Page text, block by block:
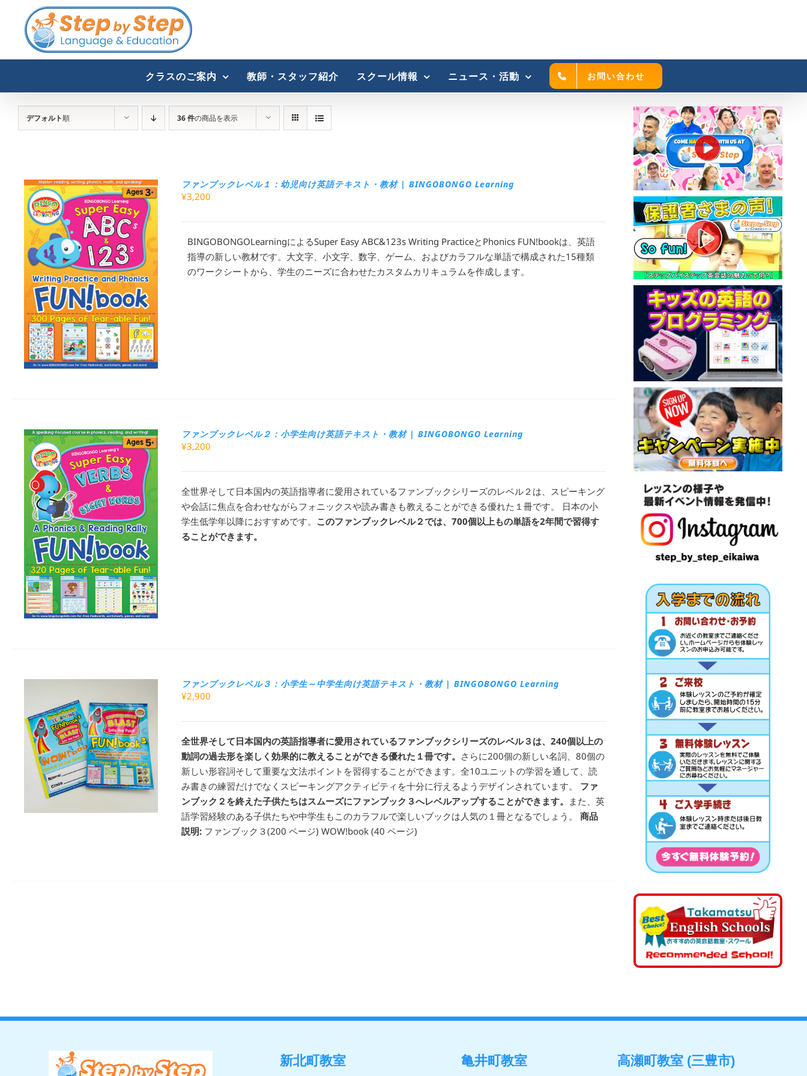
content
クラスのご案内 教師・スタッフ紹介 スクール情報 ニュース・活動 お問い合わせ
デフォルト順 36 件の商品を表示
ファンブックレベル１：幼児向け英語テキスト・教材 | BINGOBONGO Learning
¥3,200
BINGOBONGOLearningによるSuper Easy ABC&123s Writing PracticeとPhonics FUN!bookは、英語
指導の新しい教材です。大文字、小文字、数字、ゲーム、およびカラフルな単語で構成された15種類
のワークシートから、学生のニーズに合わせたカスタムカリキュラムを作成します。
ファンブックレベル２：小学生向け英語テキスト・教材 | BINGOBONGO Learning
¥3,200
全世界そして日本国内の英語指導者に愛用されているファンブックシリーズのレベル２は、スピーキング
や会話に焦点を合わせながらフォニックスや読み書きも教えることができる優れた１冊です。 日本の小
学生低学年以降におすすめです。 このファンブックレベル２では、700個以上もの単語を2年間で習得す
ることができます。
ファンブックレベル３：小学生～中学生向け英語テキスト・教材 | BINGOBONGO Learning
¥2,900
全世界そして日本国内の英語指導者に愛用されているファンブックシリーズのレベル３は、240個以上の
動詞の過去形を楽しく効果的に教えることができる優れた１冊です。 さらに200個の新しい名詞、80個の
新しい形容詞そして重要な文法ポイントを習得することができます。全10ユニットの学習を通して、読
み書きの練習だけでなくスピーキングアクティビティを十分に行えるようデザインされています。 ファ
ンブック２を終えた子供たちはスムーズにファンブック３へレベルアップすることができます。 また、英
語学習経験のある子供たちや中学生もこのカラフルで楽しいブックは人気の１冊となるでしょう。 商品
説明:ファンブック３(200 ページ) WOW!book (40 ページ)
新北町教室 亀井町教室 高瀬町教室 (三豊市)